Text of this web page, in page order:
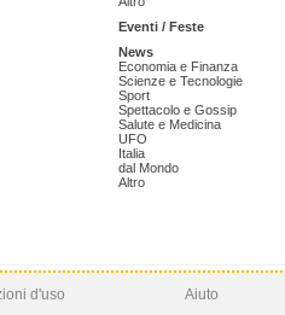
Eventi / Feste
News
Economia e Finanza
Scienze e Tecnologie
Sport
Spettacolo e Gossip
Salute e Medicina
UFO
Italia
dal Mondo
Altro
d'uso
Aiuto